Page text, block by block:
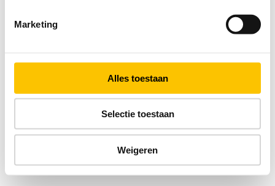
Marketing
Alles toestaan
Selectie toestaan
Weigeren